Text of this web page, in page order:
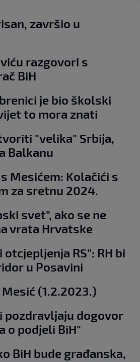
završio u
razgovori s
BiH
je bio školski
to mora znati
"velika" Srbija,
Balkanu
Mesićem: Kolačići s
za sretnu 2024.
svet", ako se ne
vrata Hrvatske
RS": RH bi
u Posavini
(1.2.2023.)
pozdravljaju dogovor
o podjeli BiH"
BiH bude građanska,